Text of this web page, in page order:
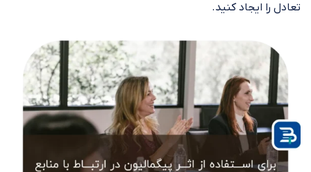
تعادل را ایجاد کنید.